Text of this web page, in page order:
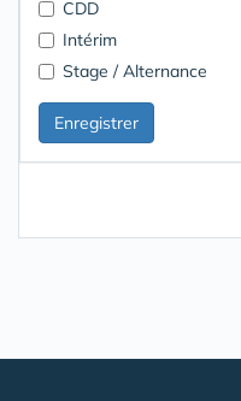
CDD
Intérim
Stage / Alternance